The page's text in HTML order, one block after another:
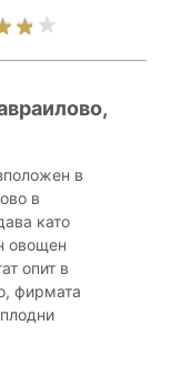
в
в
като
овощен
опит в
фирмата